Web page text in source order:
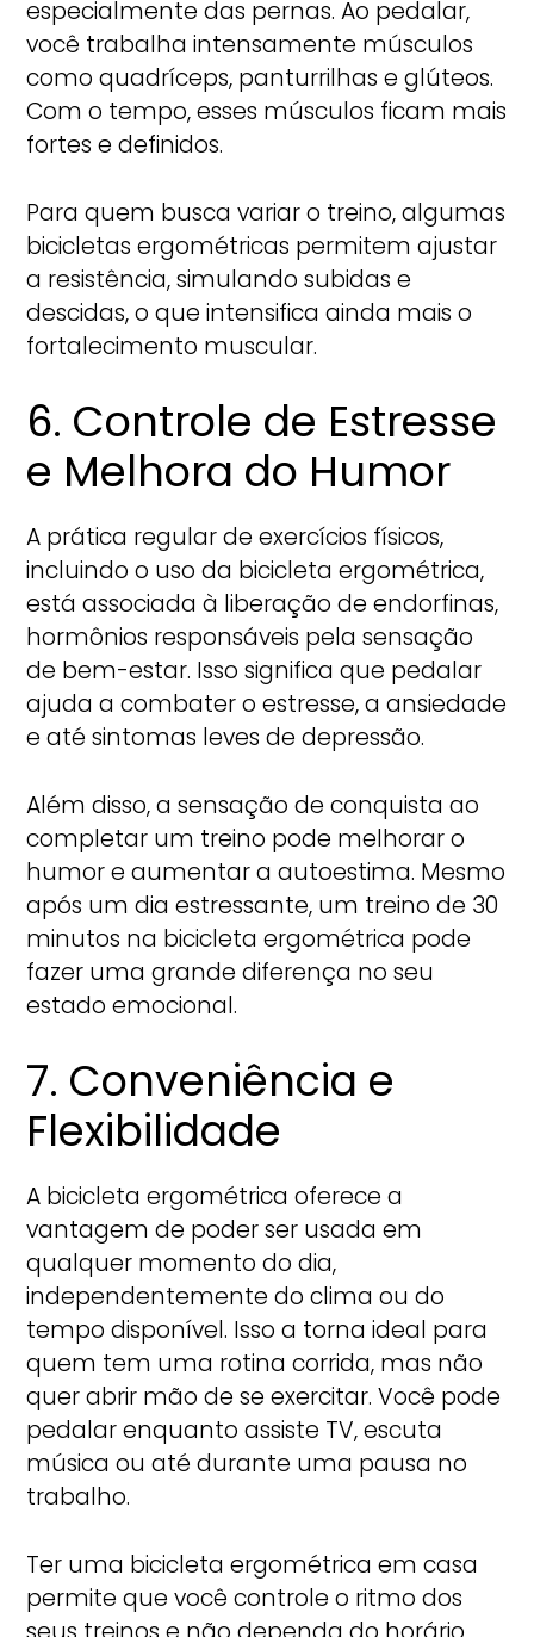
especialmente das pernas. Ao pedalar,
você trabalha intensamente músculos
como quadríceps, panturrilhas e glúteos.
Com o tempo, esses músculos ficam mais
fortes e definidos.
Para quem busca variar o treino, algumas
bicicletas ergométricas permitem ajustar
a resistência, simulando subidas e
descidas, o que intensifica ainda mais o
fortalecimento muscular.
6. Controle de Estresse
e Melhora do Humor
A prática regular de exercícios físicos,
incluindo o uso da bicicleta ergométrica,
está associada à liberação de endorfinas,
hormônios responsáveis pela sensação
de bem-estar. Isso significa que pedalar
ajuda a combater o estresse, a ansiedade
e até sintomas leves de depressão.
Além disso, a sensação de conquista ao
completar um treino pode melhorar o
humor e aumentar a autoestima. Mesmo
após um dia estressante, um treino de 30
minutos na bicicleta ergométrica pode
fazer uma grande diferença no seu
estado emocional.
7. Conveniência e
Flexibilidade
A bicicleta ergométrica oferece a
vantagem de poder ser usada em
qualquer momento do dia,
independentemente do clima ou do
tempo disponível. Isso a torna ideal para
quem tem uma rotina corrida, mas não
quer abrir mão de se exercitar. Você pode
pedalar enquanto assiste TV, escuta
música ou até durante uma pausa no
trabalho.
Ter uma bicicleta ergométrica em casa
permite que você controle o ritmo dos